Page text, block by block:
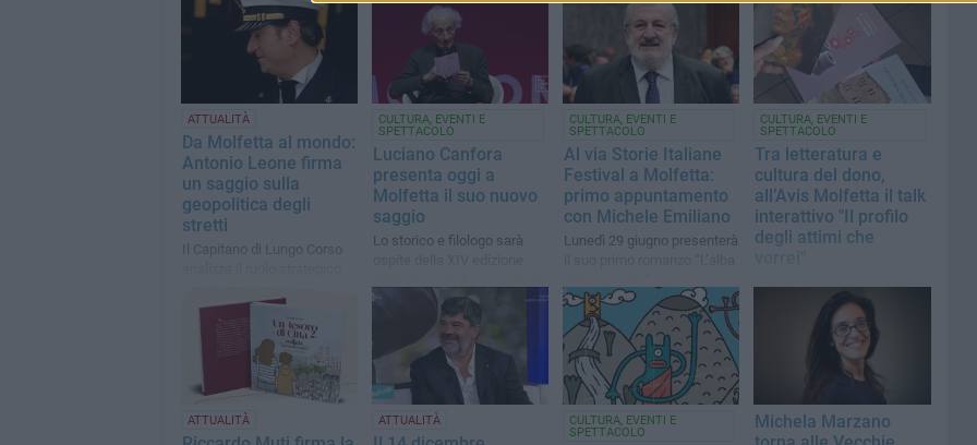
ATTUALITÀ
Da Molfetta al mondo:
Antonio Leone firma
un saggio sulla
geopolitica degli
stretti
Il Capitano di Lungo Corso
marittime nei nuovi equilibri
CULTURA, EVENTI E
SPETTACOLO
Luciano Canfora
presenta oggi a
Molfetta il suo nuovo
saggio
Lo storico e filologo sarà
CULTURA, EVENTI E
SPETTACOLO
Al via Storie Italiane
Festival a Molfetta:
primo appuntamento
con Michele Emiliano
Lunedì 29 giugno presenterà
CULTURA, EVENTI E
SPETTACOLO
Tra letteratura e
cultura del dono,
all’Avis Molfetta il talk
interattivo "Il profilo
degli attimi che
delle autrici pugliesi Alessia
Sacchitella, Sara
Fiumefreddo, Rossella Tota
ATTUALITÀ ATTUALITÀ
CULTURA, EVENTI E
SPETTACOLO
Michela Marzano